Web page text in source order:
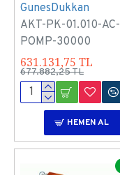
GunesDukkan
AKT-PK-01.010-AC-
POMP-30000
631.131,75 TL
677.882,25 TL
HEMEN AL